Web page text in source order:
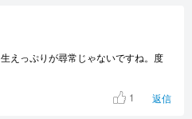
えっぷりが尋常じゃないですね。度
1 返信